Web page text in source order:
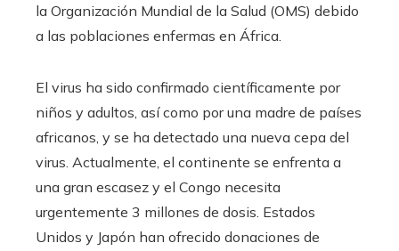
la Organización Mundial de la Salud (OMS) debido
a las poblaciones enfermas en África.
El virus ha sido confirmado científicamente por
niños y adultos, así como por una madre de países
africanos, y se ha detectado una nueva cepa del
virus. Actualmente, el continente se enfrenta a
una gran escasez y el Congo necesita
urgentemente 3 millones de dosis. Estados
Unidos y Japón han ofrecido donaciones de